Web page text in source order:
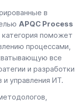
в
APQC Process
категория поможет
процессами,
все
и разработки
управления ИТ.